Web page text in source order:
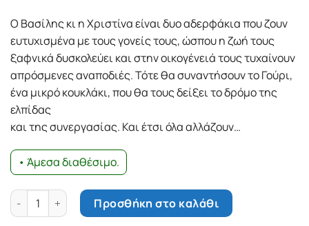
Ο Βασίλης κι η Χριστίνα είναι δυο αδερφάκια που ζουν
ευτυχισμένα με τους γονείς τους, ώσπου η ζωή τους
ξαφνικά δυσκολεύει και στην οικογένειά τους τυχαίνουν
απρόσμενες αναποδιές. Τότε θα συναντήσουν το Γούρι,
ένα μικρό κουκλάκι, που θα τους δείξει το δρόμο της
ελπίδας
και της συνεργασίας. Και έτσι όλα αλλάζουν…
• Άμεσα διαθέσιμο.
Το γούρι ποσότηταΠροσθήκη στο καλάθι